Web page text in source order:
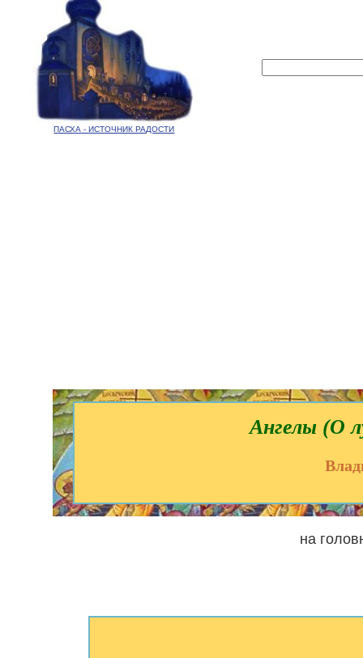
ПАСХА - ИСТОЧНИК РАДОСТИ
Ангелы (О
на